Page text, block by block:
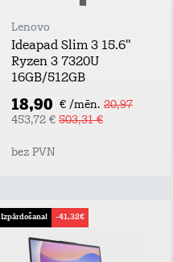
Lenovo
Ideapad Slim 3 15.6"
Ryzen 3 7320U
16GB/512GB
18,90 € /mēn. 20,97
453,72 € 503,31 €
bez PVN
Izpārdošana! -41,32€